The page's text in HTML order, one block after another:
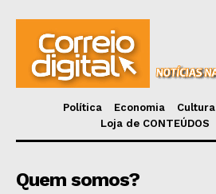
Política Economia Cultura
Loja de CONTEÚDOS
Quem somos?